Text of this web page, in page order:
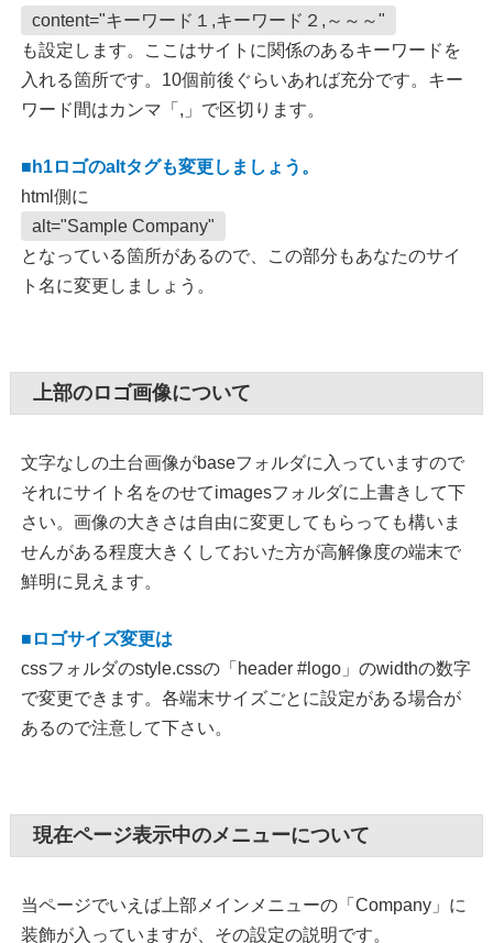
content="キーワード１,キーワード２,～～～"
も設定します。ここはサイトに関係のあるキーワードを
入れる箇所です。10個前後ぐらいあれば充分です。キー
ワード間はカンマ「,」で区切ります。
■h1ロゴのaltタグも変更しましょう。
html側に
alt="Sample Company"
となっている箇所があるので、この部分もあなたのサイ
ト名に変更しましょう。
上部のロゴ画像について
文字なしの土台画像がbaseフォルダに入っていますので
それにサイト名をのせてimagesフォルダに上書きして下
さい。画像の大きさは自由に変更してもらっても構いま
せんがある程度大きくしておいた方が高解像度の端末で
鮮明に見えます。
■ロゴサイズ変更は
cssフォルダのstyle.cssの「header #logo」のwidthの数字
で変更できます。各端末サイズごとに設定がある場合が
あるので注意して下さい。
現在ページ表示中のメニューについて
当ページでいえば上部メインメニューの「Company」に
装飾が入っていますが、その設定の説明です。